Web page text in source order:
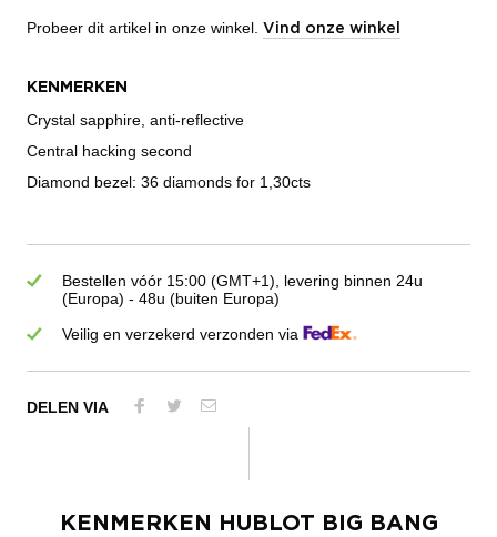
Probeer dit artikel in onze winkel. Vind onze winkel
KENMERKEN
Crystal sapphire, anti-reflective
Central hacking second
Diamond bezel: 36 diamonds for 1,30cts
Bestellen vóór 15:00 (GMT+1), levering binnen 24u
(Europa) - 48u (buiten Europa)
Veilig en verzekerd verzonden via
DELEN VIA
KENMERKEN
HUBLOT BIG BANG